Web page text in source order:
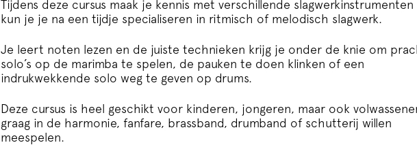
Tijdens deze cursus maak je kennis met verschillende slagwerkinstrumenten
kun je je na een tijdje specialiseren in ritmisch of melodisch slagwerk.
Je leert noten lezen en de juiste technieken krijg je onder de knie om
solo’s op de marimba te spelen, de pauken te doen klinken of een
indrukwekkende solo weg te geven op drums.
Deze cursus is heel geschikt voor kinderen, jongeren, maar ook
graag in de harmonie, fanfare, brassband, drumband of schutterij willen
meespelen.